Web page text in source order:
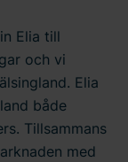
Elia till
och vi
Elia
både
Tillsammans
med